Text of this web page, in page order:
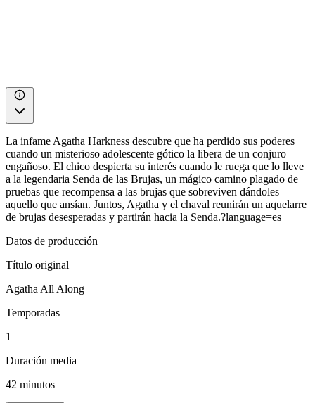
La infame Agatha Harkness descubre que ha perdido sus poderes
cuando un misterioso adolescente gótico la libera de un conjuro
engañoso. El chico despierta su interés cuando le ruega que lo lleve
a la legendaria Senda de las Brujas, un mágico camino plagado de
pruebas que recompensa a las brujas que sobreviven dándoles
aquello que ansían. Juntos, Agatha y el chaval reunirán un aquelarre
de brujas desesperadas y partirán hacia la Senda.?language=es
Datos de producción
Título original
Agatha All Along
Temporadas
1
Duración media
42 minutos